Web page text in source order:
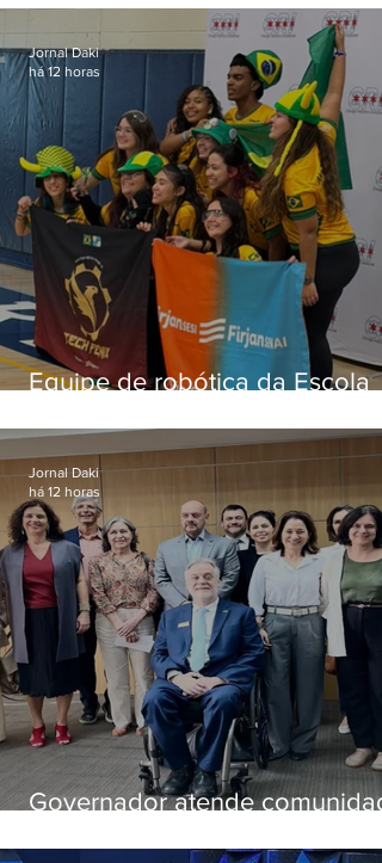
viraram colunistas de si
Equipe de robótica da Escola
prêmio internacional nos EUA
Jornal Daki
há 12 horas
Governador atende
nova pasta de Ciência e
Jornal Daki
há 12 horas